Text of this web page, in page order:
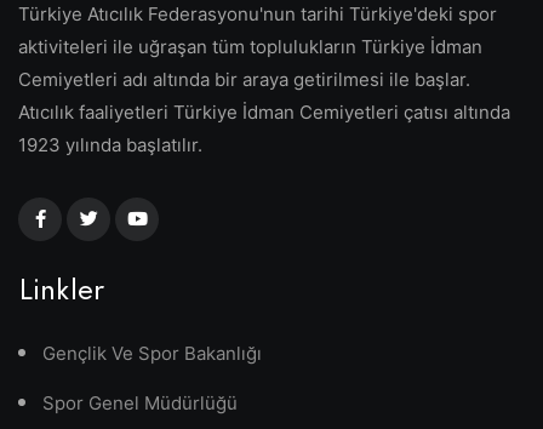
Türkiye Atıcılık Federasyonu'nun tarihi Türkiye'deki spor
aktiviteleri ile uğraşan tüm toplulukların Türkiye İdman
Cemiyetleri adı altında bir araya getirilmesi ile başlar.
Atıcılık faaliyetleri Türkiye İdman Cemiyetleri çatısı altında
1923 yılında başlatılır.
Linkler
Gençlik Ve Spor Bakanlığı
Spor Genel Müdürlüğü